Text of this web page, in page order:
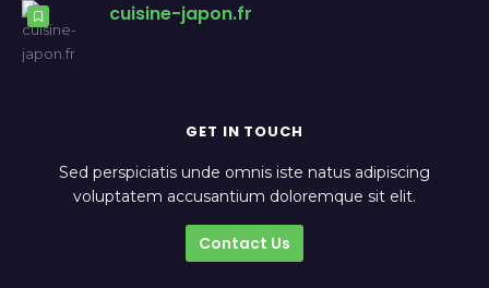
cuisine-japon.fr
GET IN TOUCH
Sed perspiciatis unde omnis iste natus adipiscing
voluptatem accusantium doloremque sit elit.
Contact Us